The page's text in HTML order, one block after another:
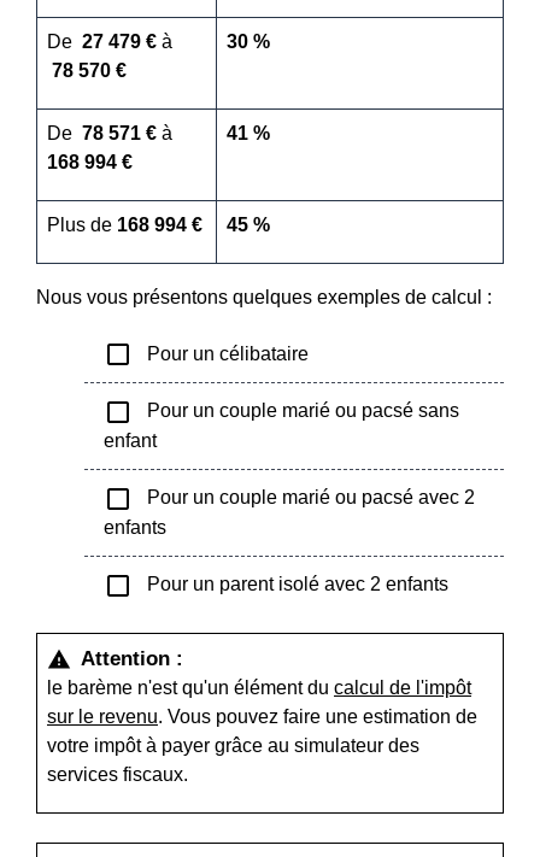
De 27 479 € à
78 570 €
30 %
De 78 571 € à
168 994 €
41 %
Plus de 168 994 € 45 %
Nous vous présentons quelques exemples de calcul :
check_box_outline_blank Pour un célibataire
check_box_outline_blank
Pour un couple marié ou pacsé sans
enfant
check_box_outline_blank
Pour un couple marié ou pacsé avec 2
enfants
check_box_outline_blank Pour un parent isolé avec 2 enfants
warning Attention :
le barème n'est qu'un élément du calcul de l'impôt
sur le revenu. Vous pouvez faire une estimation de
votre impôt à payer grâce au simulateur des
services fiscaux.